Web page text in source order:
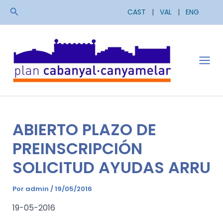
Buscar CAST | VAL | ENG
ABIERTO PLAZO DE
PREINSCRIPCIÓN
SOLICITUD AYUDAS ARRU
Por admin /19/05/2016
19-05-2016